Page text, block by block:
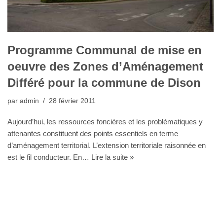
Programme Communal de mise en
oeuvre des Zones d’Aménagement
Différé pour la commune de Dison
par admin 28 février 2011
Aujourd’hui, les ressources foncières et les problématiques y
attenantes constituent des points essentiels en terme
d’aménagement territorial. L’extension territoriale raisonnée en
est le fil conducteur. En… Lire la suite »